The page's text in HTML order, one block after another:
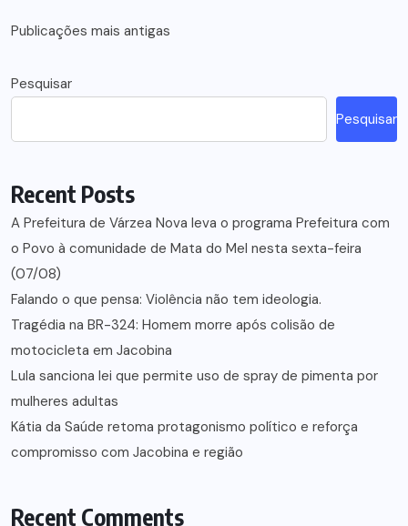
Navegação
posts
Publicações mais antigas
Pesquisar
Pesquisar
Recent Posts
A Prefeitura de Várzea Nova leva o programa Prefeitura com
o Povo à comunidade de Mata do Mel nesta sexta-feira
(07/08)
Falando o que pensa: Violência não tem ideologia.
Tragédia na BR-324: Homem morre após colisão de
motocicleta em Jacobina
Lula sanciona lei que permite uso de spray de pimenta por
mulheres adultas
Kátia da Saúde retoma protagonismo político e reforça
compromisso com Jacobina e região
Recent Comments